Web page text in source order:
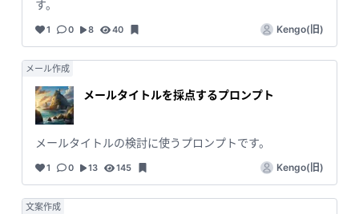
す。
1 0 8 40 Kengo(旧)
メール作成
メールタイトルを採点するプロンプト
メールタイトルの検討に使うプロンプトです。
1 0 13 145 Kengo(旧)
文案作成